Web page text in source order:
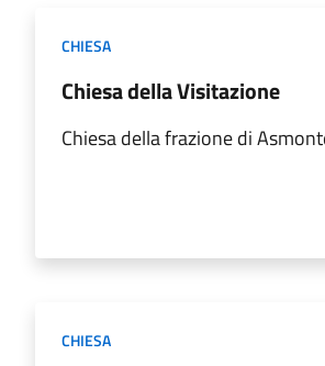
CHIESA
Chiesa della Visitazione
Chiesa della frazione di
CHIESA